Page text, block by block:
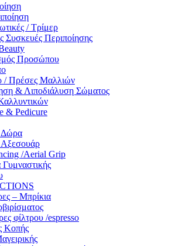
/ Τρίμερ
Συσκευές Περιποίησης
Προσώπου
/ Πρέσες Μαλλιών
& Λιποδιάλυση Σώματος
& Pedicure
Δώρα
/Aerial Grip
– Μπρίκια
φίλτρου /espresso
Κοπής